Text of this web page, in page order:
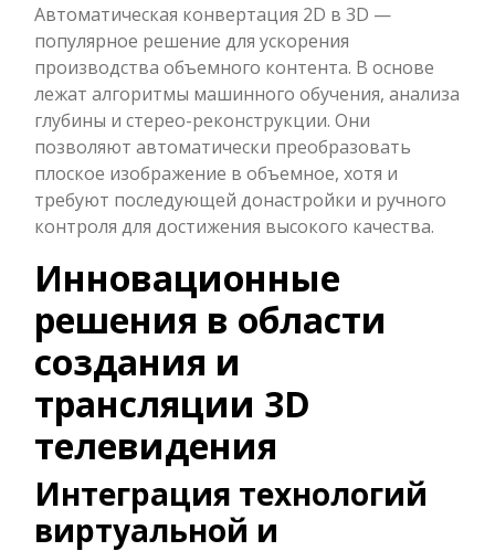
Автоматическая конвертация 2D в 3D —
популярное решение для ускорения
производства объемного контента. В основе
лежат алгоритмы машинного обучения, анализа
глубины и стерео-реконструкции. Они
позволяют автоматически преобразовать
плоское изображение в объемное, хотя и
требуют последующей донастройки и ручного
контроля для достижения высокого качества.
Инновационные
решения в области
создания и
трансляции 3D
телевидения
Интеграция технологий
виртуальной и